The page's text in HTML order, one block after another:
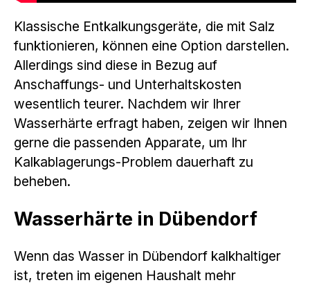
Klassische Entkalkungsgeräte, die mit Salz
funktionieren, können eine Option darstellen.
Allerdings sind diese in Bezug auf
Anschaffungs- und Unterhaltskosten
wesentlich teurer. Nachdem wir Ihrer
Wasserhärte erfragt haben, zeigen wir Ihnen
gerne die passenden Apparate, um Ihr
Kalkablagerungs-Problem dauerhaft zu
beheben.
Wasserhärte in Dübendorf
Wenn das Wasser in Dübendorf kalkhaltiger
ist, treten im eigenen Haushalt mehr